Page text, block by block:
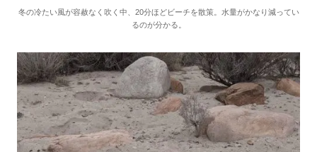
冬の冷たい風が容赦なく吹く中、20分ほどビーチを散策。水量がかなり減ってい
るのが分かる。